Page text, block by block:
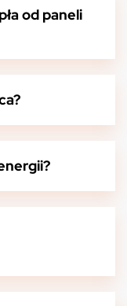
od paneli